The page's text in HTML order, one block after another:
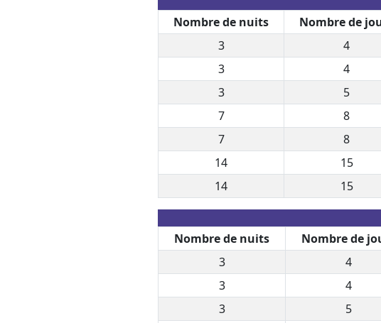
Nombre de nuits Nombre de
3
4
3
4
3
5
7
8
7
8
14
15
14
15
Nombre de nuits Nombre de
3
4
3
4
3
5